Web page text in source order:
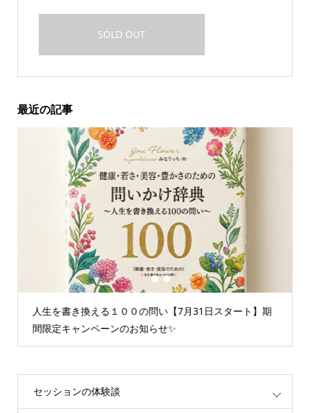
SOLD OUT
最近の記事
人生を書き換える１００の問い【7月31日スタート】期
間限定キャンペーンのお知らせ✨
2 3
セッションの体験談